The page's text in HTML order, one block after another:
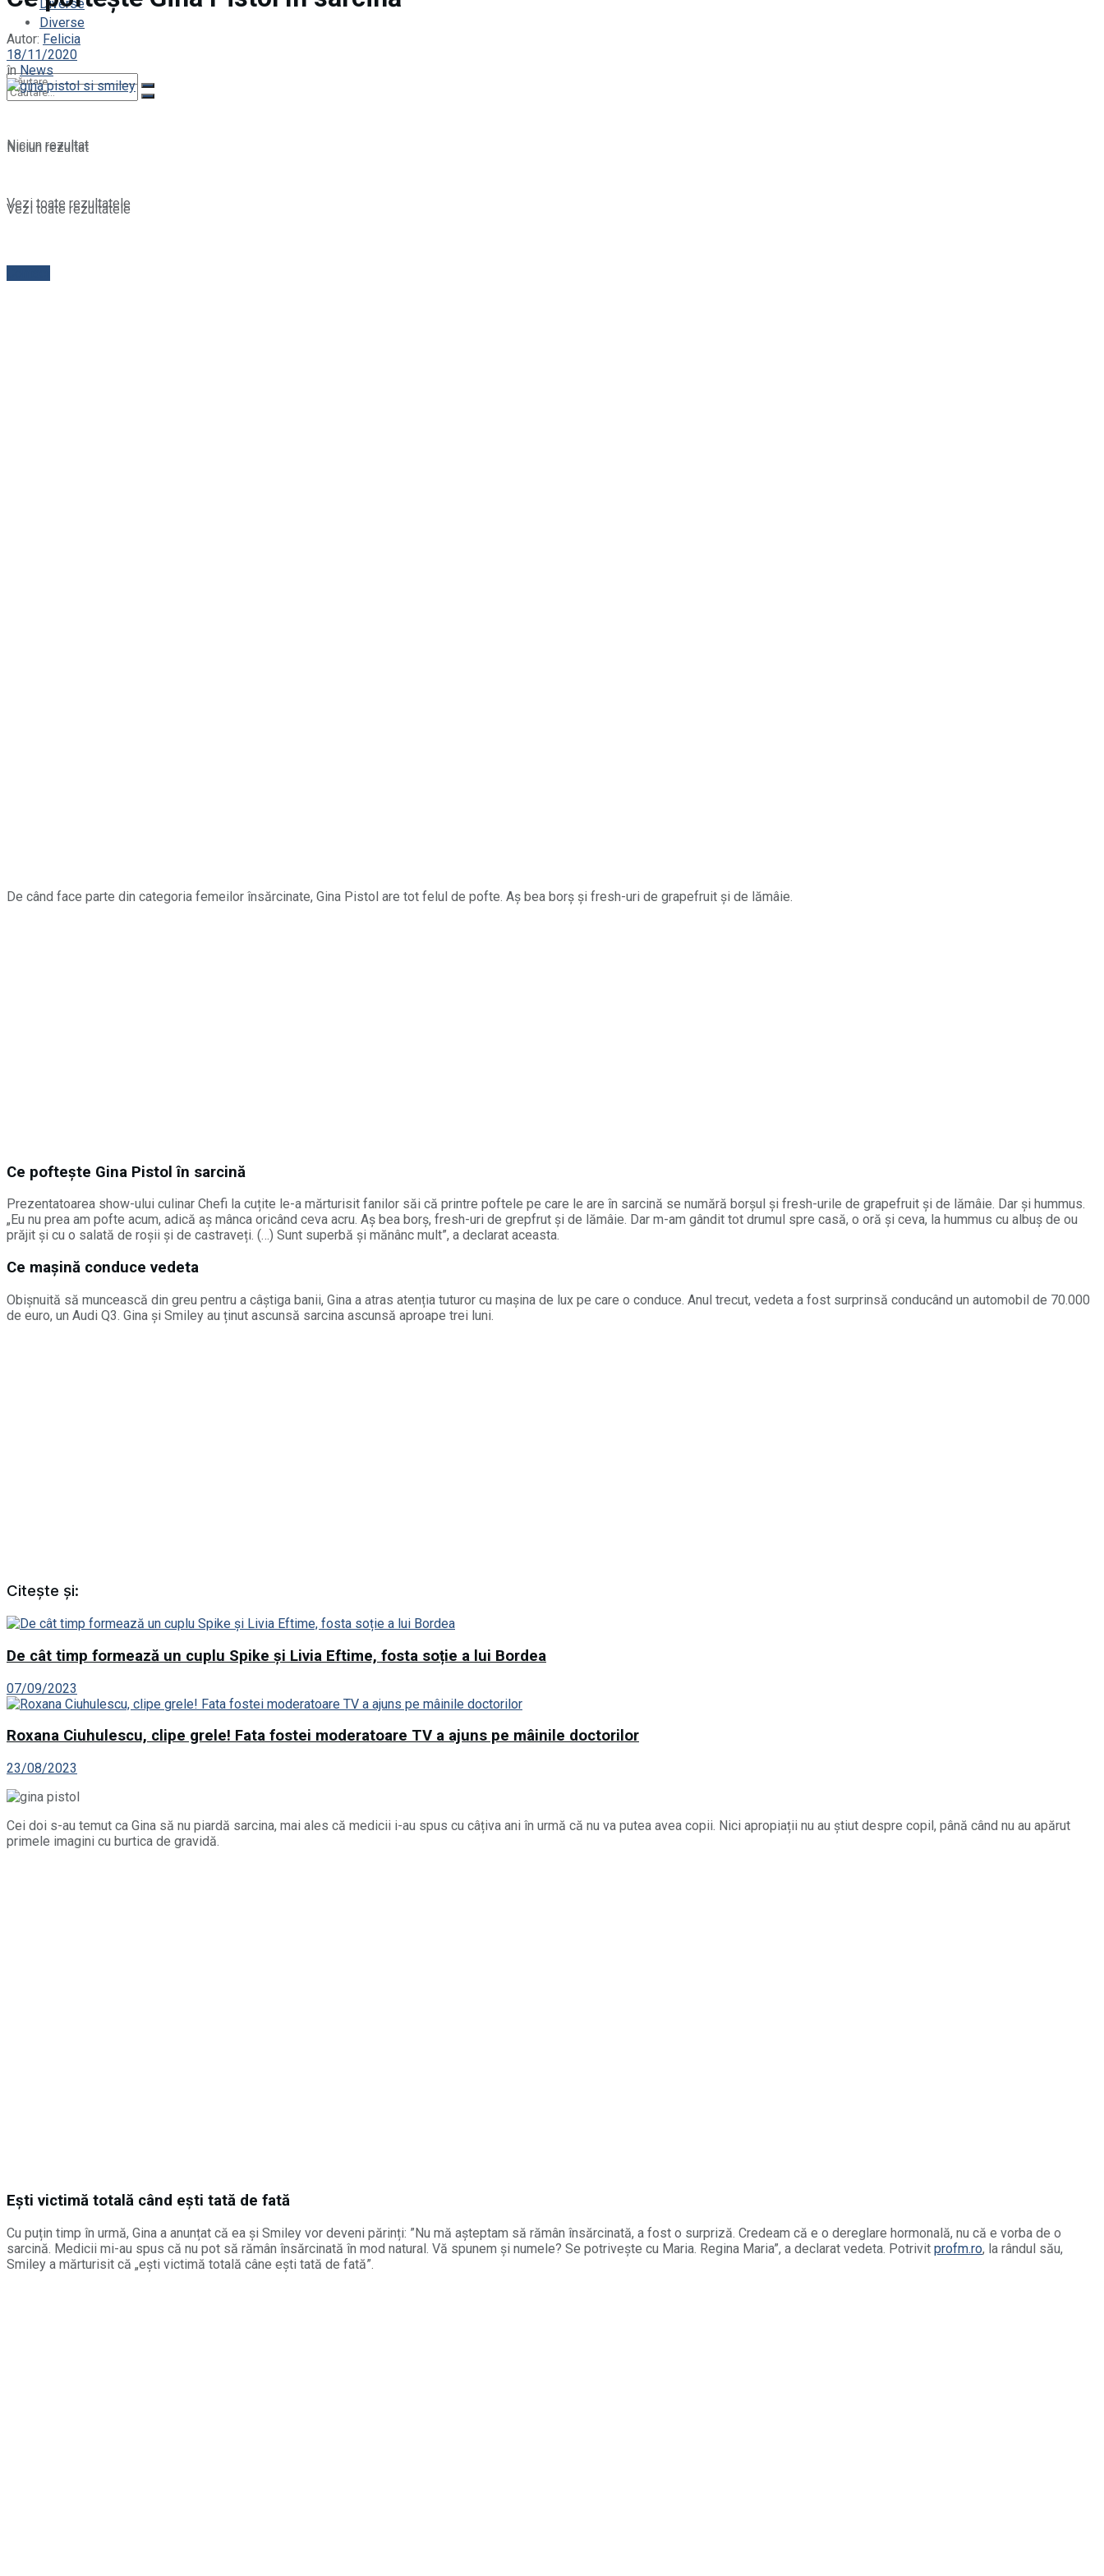
Diverse
Niciun rezultat
Vezi toate rezultatele
Diverse
Niciun rezultat
Vezi toate rezultatele
Autor: Felicia
18/11/2020
în News
De când face parte din categoria femeilor însărcinate, Gina Pistol are tot felul de pofte. Aș bea borș și fresh-uri de grapefruit și de lămâie.
Ce poftește Gina Pistol în sarcină
Prezentatoarea show-ului culinar Chefi la cuțite le-a mărturisit fanilor săi că printre poftele pe care le are în sarcină se numără borșul și fresh-urile de grapefruit și de lămâie. Dar și hummus.
„Eu nu prea am pofte acum, adică aș mânca oricând ceva acru. Aș bea borș, fresh-uri de grepfrut și de lămâie. Dar m-am gândit tot drumul spre casă, o oră și ceva, la hummus cu albuș de ou
prăjit și cu o salată de roșii și de castraveți. (…) Sunt superbă și mănânc mult”, a declarat aceasta.
Ce mașină conduce vedeta
Obișnuită să muncească din greu pentru a câștiga banii, Gina a atras atenția tuturor cu mașina de lux pe care o conduce. Anul trecut, vedeta a fost surprinsă conducând un automobil de 70.000
de euro, un Audi Q3. Gina și Smiley au ținut ascunsă sarcina ascunsă aproape trei luni.
Citește și:
De cât timp formează un cuplu Spike și Livia Eftime, fosta soție a lui Bordea
07/09/2023
Roxana Ciuhulescu, clipe grele! Fata fostei moderatoare TV a ajuns pe mâinile doctorilor
23/08/2023
Cei doi s-au temut ca Gina să nu piardă sarcina, mai ales că medicii i-au spus cu câțiva ani în urmă că nu va putea avea copii. Nici apropiații nu au știut despre copil, până când nu au apărut
primele imagini cu burtica de gravidă.
Ești victimă totală când ești tată de fată
Cu puțin timp în urmă, Gina a anunțat că ea și Smiley vor deveni părinți: ”Nu mă așteptam să rămân însărcinată, a fost o surpriză. Credeam că e o dereglare hormonală, nu că e vorba de o
sarcină. Medicii mi-au spus că nu pot să rămân însărcinată în mod natural. Vă spunem și numele? Se potrivește cu Maria. Regina Maria”, a declarat vedeta. Potrivit profm.ro, la rândul său,
Smiley a mărturisit că „ești victimă totală câne ești tată de fată”.